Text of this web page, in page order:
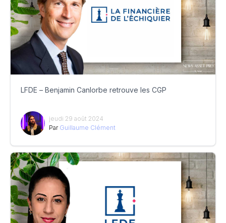
LFDE – Benjamin Canlorbe retrouve les CGP
jeudi 29 août 2024
Par Guillaume Clément